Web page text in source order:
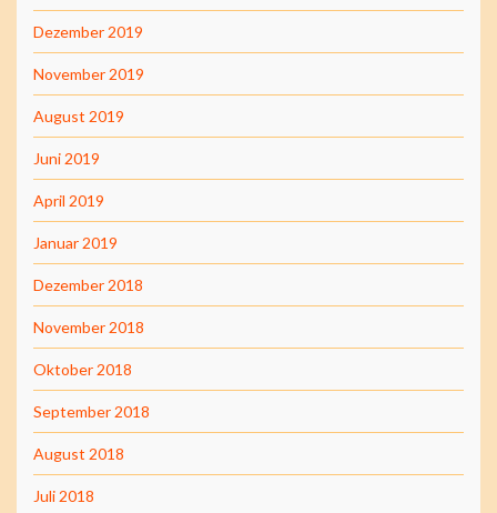
Dezember 2019
November 2019
August 2019
Juni 2019
April 2019
Januar 2019
Dezember 2018
November 2018
Oktober 2018
September 2018
August 2018
Juli 2018